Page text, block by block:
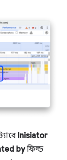
Inisiator
byফিল্ড